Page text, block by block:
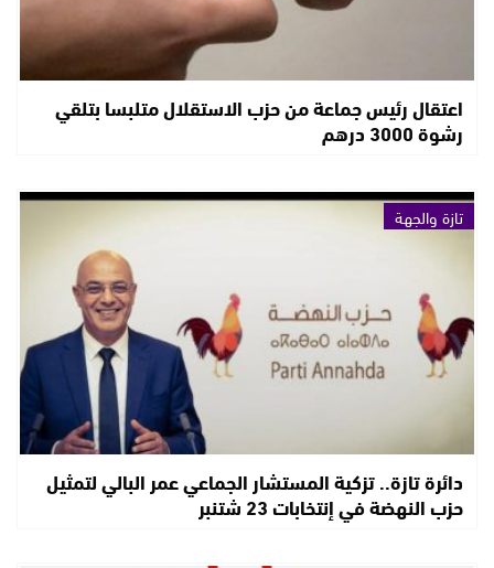
اعتقال رئيس جماعة من حزب الاستقلال متلبسا بتلقي
رشوة 3000 درهم
تازة والجهة
دائرة تازة.. تزكية المستشار الجماعي عمر البالي لتمثيل
حزب النهضة في إنتخابات 23 شتنبر